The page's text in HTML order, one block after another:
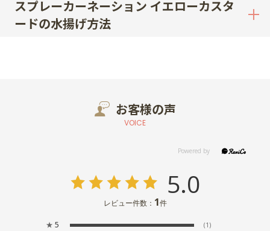
スプレーカーネーション イエローカスタ
ードの水揚げ方法
お客様の声
VOICE
5.0
レビュー件数： 1件
★ 5 (1)